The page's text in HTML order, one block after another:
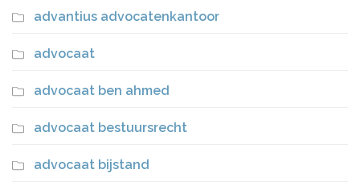
advantius advocatenkantoor
advocaat
advocaat ben ahmed
advocaat bestuursrecht
advocaat bijstand